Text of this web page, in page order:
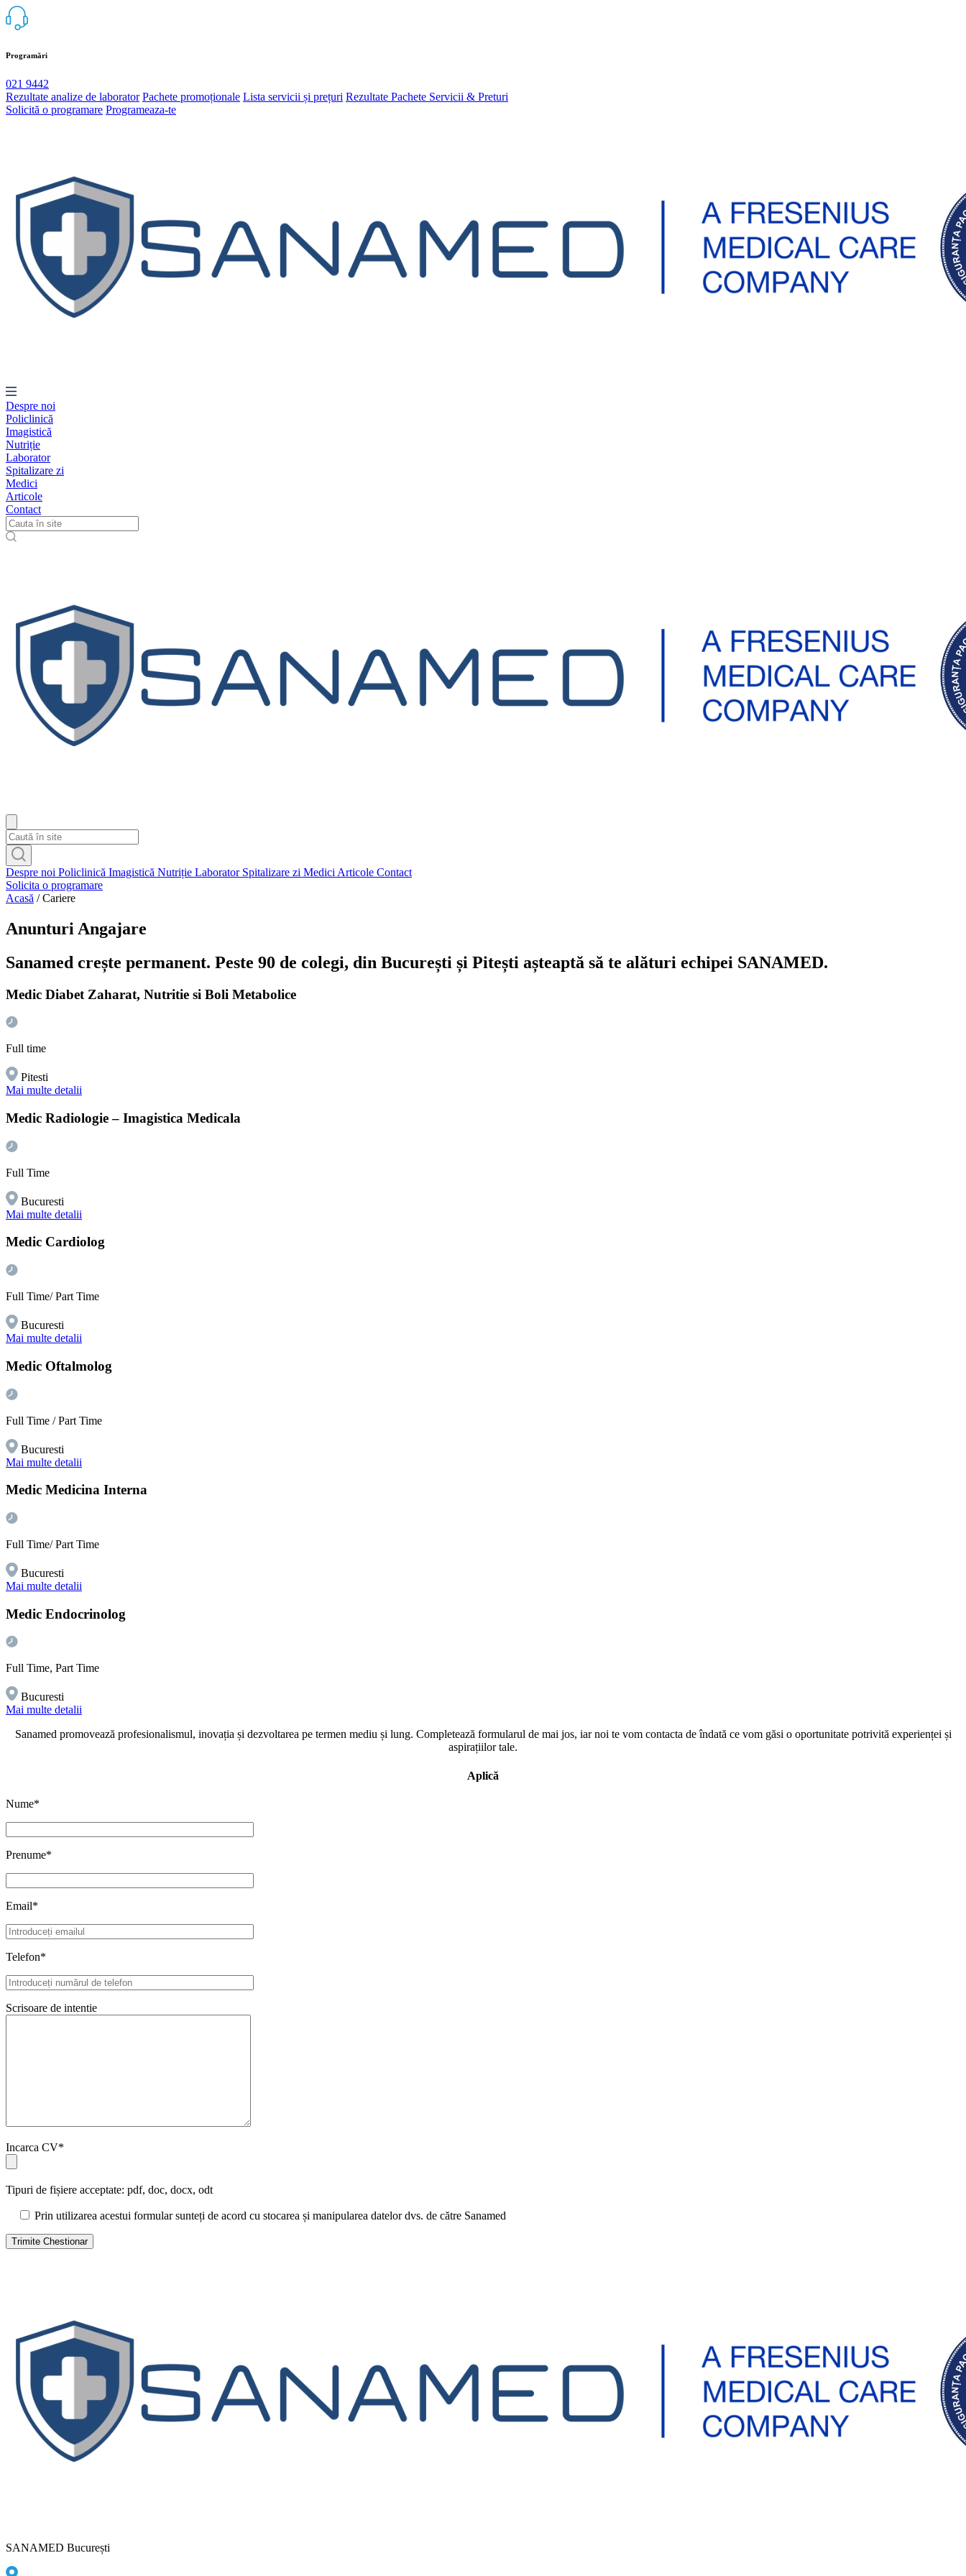
Programări
021 9442
Rezultate analize de laborator Pachete promoționale Lista servicii și prețuri Rezultate Pachete Servicii & Preturi
Solicită o programare Programeaza-te
Despre noi
Policlinică
Imagistică
Nutriție
Laborator
Spitalizare zi
Medici
Articole
Contact
menu
Despre noi Policlinică Imagistică Nutriție Laborator Spitalizare zi Medici Articole Contact
Solicita o programare
Acasă / Cariere
Anunturi Angajare
Sanamed crește permanent. Peste 90 de colegi, din București și Pitești așteaptă să te alături echipei SANAMED.
Medic Diabet Zaharat, Nutritie si Boli Metabolice
Full time
Pitesti
Mai multe detalii
Medic Radiologie – Imagistica Medicala
Full Time
Bucuresti
Mai multe detalii
Medic Cardiolog
Full Time/ Part Time
Bucuresti
Mai multe detalii
Medic Oftalmolog
Full Time / Part Time
Bucuresti
Mai multe detalii
Medic Medicina Interna
Full Time/ Part Time
Bucuresti
Mai multe detalii
Medic Endocrinolog
Full Time, Part Time
Bucuresti
Mai multe detalii
Sanamed promovează profesionalismul, inovația și dezvoltarea pe termen mediu și lung. Completează formularul de mai jos, iar noi te vom contacta de îndată ce vom găsi o oportunitate potrivită experienței și
aspirațiilor tale.
Aplică
Nume*
Prenume*
Email*
Telefon*
Scrisoare de intentie
Incarca CV*
Tipuri de fișiere acceptate: pdf, doc, docx, odt
Prin utilizarea acestui formular sunteți de acord cu stocarea și manipularea datelor dvs. de către Sanamed
SANAMED București